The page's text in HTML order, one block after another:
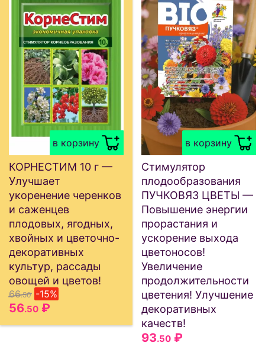
в корзину
КОРНЕСТИМ 10 г —
Улучшает
укоренение черенков
и саженцев
плодовых, ягодных,
хвойных и цветочно-
декоративных
культур, рассады
овощей и цветов!
66.50 -15%
56.50 ₽
в корзину
Стимулятор
плодообразования
ПУЧКОВЯЗ ЦВЕТЫ —
Повышение энергии
прорастания и
ускорение выхода
цветоносов!
Увеличение
продолжительности
цветения! Улучшение
декоративных
качеств!
93.50 ₽